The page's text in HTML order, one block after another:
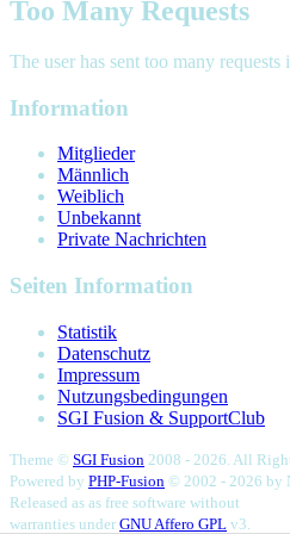
Too Many Requests
The user has sent too many
Information
Mitglieder
Männlich
Weiblich
Unbekannt
Private Nachrichten
Seiten Information
Statistik
Datenschutz
Impressum
Nutzungsbedingungen
SGI Fusion & SupportClub
Theme © SGI Fusion 2008 - 2026. All
Powered by PHP-Fusion © 2002 - 2026 by
Released as as free software without
warranties under GNU Affero GPL v3.